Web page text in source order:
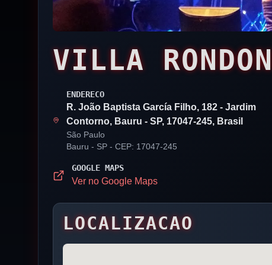
VILLA RONDON
ENDERECO
R. João Baptista García Filho, 182 - Jardim
Contorno, Bauru - SP, 17047-245, Brasil
São Paulo
Bauru - SP- CEP: 17047-245
GOOGLE MAPS
Ver no Google Maps
LOCALIZACAO